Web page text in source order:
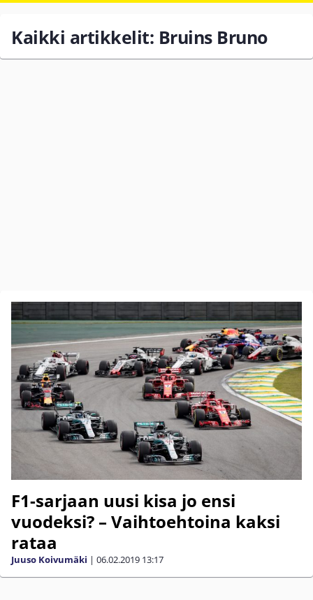
Kaikki artikkelit: Bruins Bruno
F1-sarjaan uusi kisa jo ensi
vuodeksi? – Vaihtoehtoina kaksi
rataa
Juuso Koivumäki | 06.02.2019 13:17